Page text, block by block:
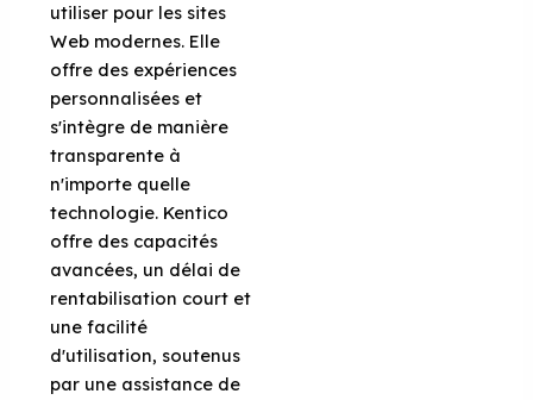
utiliser pour les sites
Web modernes. Elle
offre des expériences
personnalisées et
s'intègre de manière
transparente à
n'importe quelle
technologie. Kentico
offre des capacités
avancées, un délai de
rentabilisation court et
une facilité
d'utilisation, soutenus
par une assistance de